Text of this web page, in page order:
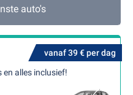
auto's
vanaf 39 € per dag
en alles inclusief!